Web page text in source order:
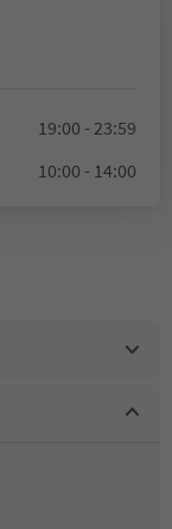
19:00 - 23:59
10:00 - 14:00